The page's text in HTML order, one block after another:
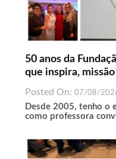
50 anos da
que inspira,
Posted On: 07/08/
Desde 2005, tenho o
como professora